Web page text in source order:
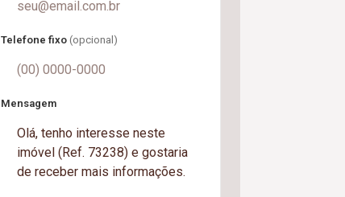
Telefone fixo (opcional)
Mensagem